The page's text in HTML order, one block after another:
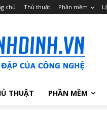
chủ Thủ thuật Phần mềm
THUẬT PHẦN MỀM